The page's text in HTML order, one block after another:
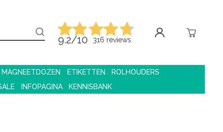
9.2/10 316 reviews
ETIKETTEN
ROLHOUDERS
INFOPAGINA KENNISBANK